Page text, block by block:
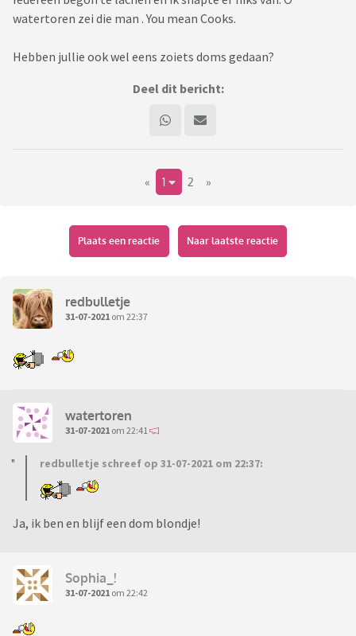
watertoren zei die man . You mean Cooks.
Hebben jullie ook wel eens zoiets doms gedaan?
Deel dit bericht:
« 1 2 »
Plaats een reactie Naar laatste reactie
redbulletje
31-07-2021 om 22:37
watertoren
31-07-2021 om 22:41
redbulletje schreef op 31-07-2021 om 22:37:
Ja, ik ben en blijf een dom blondje!
Sophia_!
31-07-2021 om 22:42